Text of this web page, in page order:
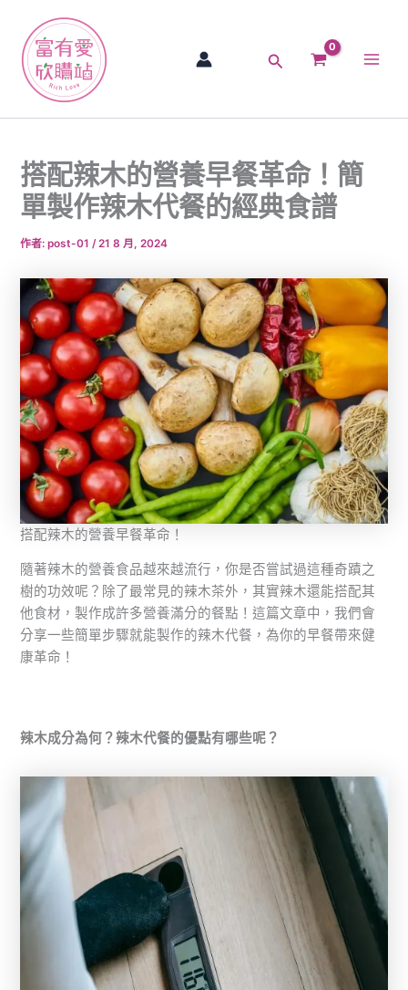
容
搜
搭配辣木的營養早餐革命！簡
單製作辣木代餐的經典食譜
作者:post-01/21 8 月, 2024
搭配辣木的營養早餐革命！
隨著辣木的營養食品越來越流行，你是否嘗試過這種奇蹟之
樹的功效呢？除了最常見的辣木茶外，其實辣木還能搭配其
他食材，製作成許多營養滿分的餐點！這篇文章中，我們會
分享一些簡單步驟就能製作的辣木代餐，為你的早餐帶來健
康革命！
辣木成分為何？辣木代餐的優點有哪些呢？